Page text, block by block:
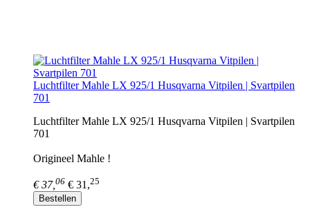
Luchtfilter Mahle LX 925/1 Husqvarna Vitpilen | Svartpilen
701
Luchtfilter Mahle LX 925/1 Husqvarna Vitpilen | Svartpilen
701
Origineel Mahle !
€ 37, 06 € 31,25
Bestellen